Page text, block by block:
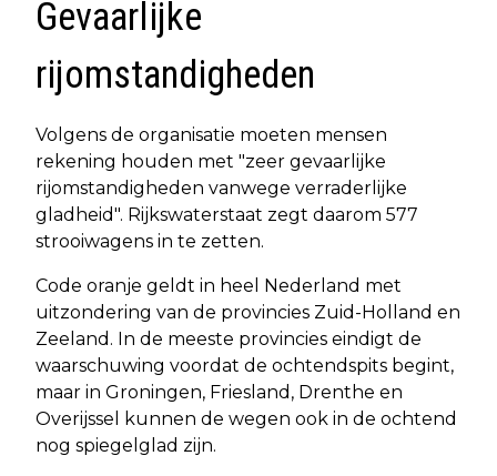
Gevaarlijke
rijomstandigheden
Volgens de organisatie moeten mensen
rekening houden met "zeer gevaarlijke
rijomstandigheden vanwege verraderlijke
gladheid". Rijkswaterstaat zegt daarom 577
strooiwagens in te zetten.
Code oranje geldt in heel Nederland met
uitzondering van de provincies Zuid-Holland en
Zeeland. In de meeste provincies eindigt de
waarschuwing voordat de ochtendspits begint,
maar in Groningen, Friesland, Drenthe en
Overijssel kunnen de wegen ook in de ochtend
nog spiegelglad zijn.